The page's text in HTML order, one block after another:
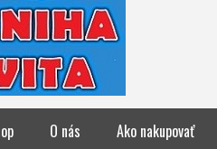
O nás Ako nakupovať